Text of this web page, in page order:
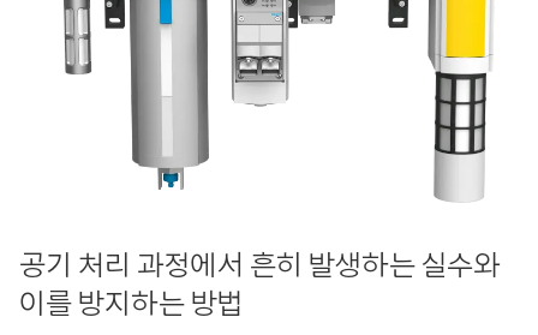
공기 처리 과정에서 흔히 발생하는 실수와
이를 방지하는 방법